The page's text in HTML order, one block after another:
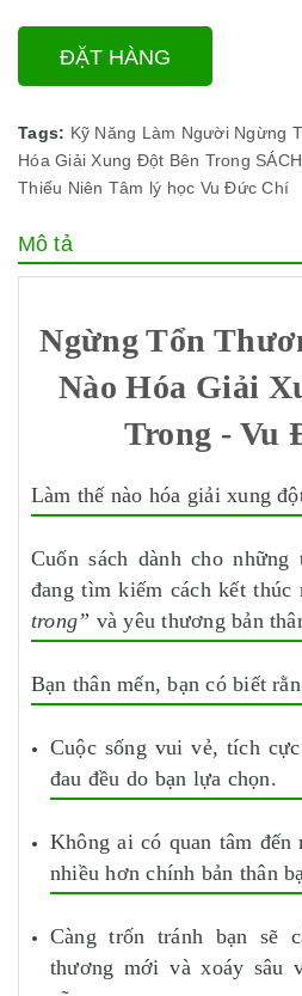
ĐẶT HÀNG
Tags: Kỹ Năng Làm Người Ngừng
Hóa Giải Xung Đột Bên Trong
Thiếu Niên Tâm lý học Vu Đức Chí
Mô tả
Ngừng Tổn
Nào Hóa Giải
Trong - Vu
Làm thế nào hóa giải xung
Cuốn sách dành cho
đang tìm kiếm cách kết thúc
trong” và yêu thương bản
Bạn thân mến, bạn có biết
Cuộc sống vui vẻ, tích
đau đều do bạn lựa chọn.
Không ai có quan tâm
nhiều hơn chính bản thân
Càng trốn tránh bạn sẽ
thương mới và xoáy sâu